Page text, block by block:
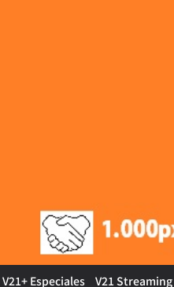
V21+ Especiales V21 Streaming